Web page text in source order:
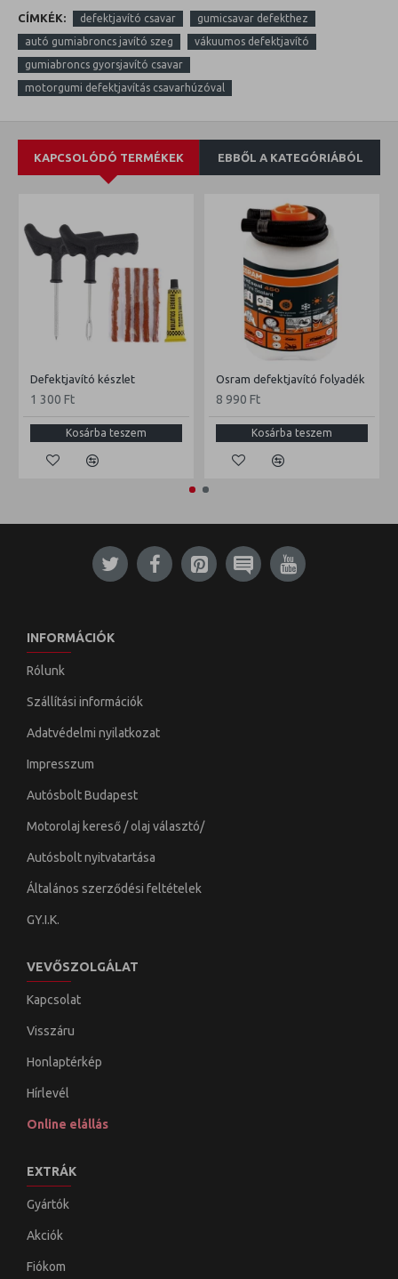
CÍMKÉK: defektjavító csavar gumicsavar defekthez
autó gumiabroncs javító szeg
vákuumos defektjavító
gumiabroncs gyorsjavító csavar
motorgumi defektjavítás csavarhúzóval
KAPCSOLÓDÓ TERMÉKEK EBBŐL A KATEGÓRIÁBÓL
Defektjavító készlet
1 300 Ft
Kosárba teszem
Osram defektjavító folyadék
8 990 Ft
Kosárba teszem
INFORMÁCIÓK
Rólunk
Szállítási információk
Adatvédelmi nyilatkozat
Impresszum
Autósbolt Budapest
Motorolaj kereső / olaj választó/
Autósbolt nyitvatartása
Általános szerződési feltételek
GY.I.K.
VEVŐSZOLGÁLAT
Kapcsolat
Visszáru
Honlaptérkép
Hírlevél
Online elállás
EXTRÁK
Gyártók
Akciók
Fiókom